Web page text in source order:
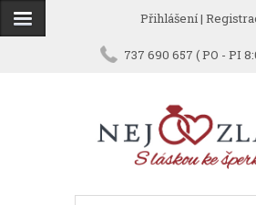
Přihlášení|
737 690 657 ( PO - PI